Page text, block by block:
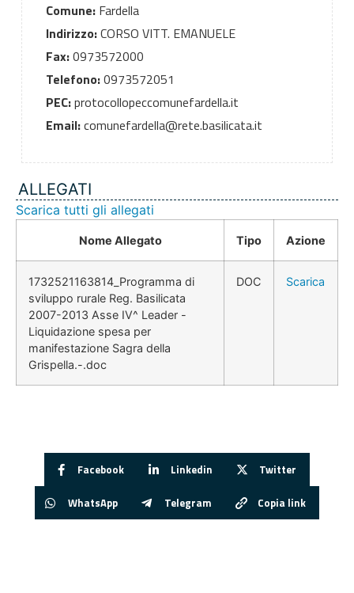
Comune:Fardella
Indirizzo:CORSO VITT. EMANUELE
Fax:0973572000
Telefono:0973572051
PEC:protocollopeccomunefardella.it
Email:comunefardella@rete.basilicata.it
ALLEGATI
Scarica tutti gli allegati
Nome Allegato Tipo Azione
1732521163814_Programma di
sviluppo rurale Reg. Basilicata
2007-2013 Asse IV^ Leader -
Liquidazione spesa per
manifestazione Sagra della
Grispella.-.doc
DOC Scarica
Facebook Linkedin Twitter
WhatsApp Telegram Copia link